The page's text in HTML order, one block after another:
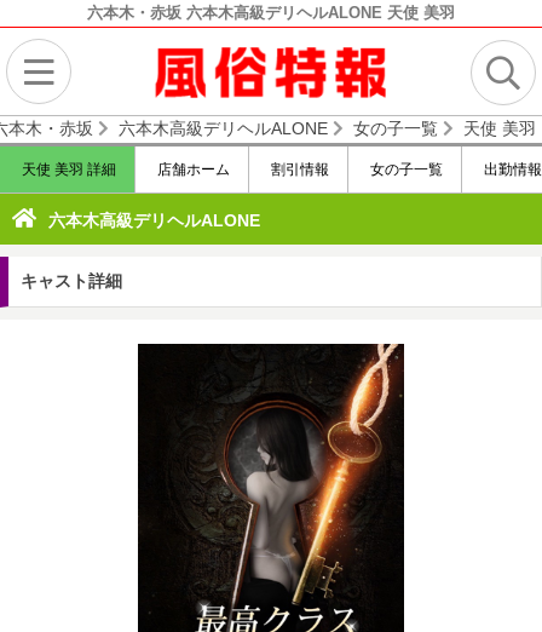
六本木・赤坂 六本木高級デリヘルALONE 天使 美羽
本木・赤坂 六本木高級デリヘルALONE 女の子一覧 天使 美羽
天使 美羽 詳細 店舗ホーム 割引情報 女の子一覧 出勤情報
六本木高級デリヘルALONE
キャスト詳細